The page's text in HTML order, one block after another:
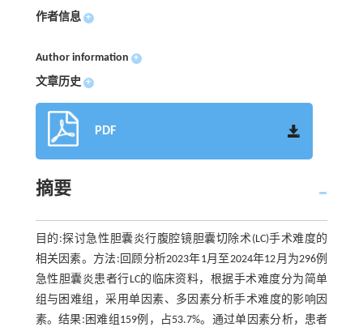
作者信息 +
Author information +
文章历史 +
PDF
摘要
目的:探讨急性胆囊炎行腹腔镜胆囊切除术(LC)手术难度的
相关因素。方法:回顾分析2023年1月至2024年12月为296例
急性胆囊炎患者行LC的临床资料，根据手术难度分为简单
组与困难组，采用单因素、多因素分析手术难度的影响因
素。结果:困难组159例，占53.7%。通过单因素分析，患者